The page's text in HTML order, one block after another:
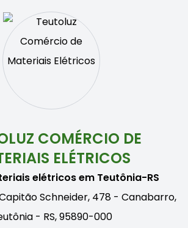
COMÉRCIO DE
ELÉTRICOS
elétricos em Teutônia-RS
Schneider, 478 - Canabarro,
- RS, 95890-000